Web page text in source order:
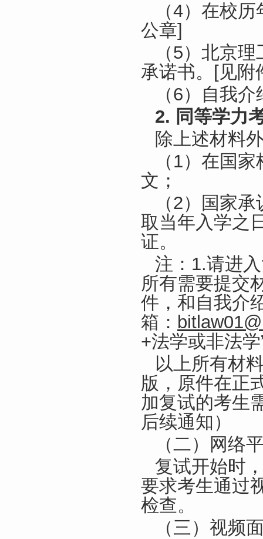
（4）在校
公章]
（5）北京
承诺书。[见附
（6）自我
2. 同等学力
除上述材料
（1）在国
文；
（2）国家
取当年入学之
证。
注：1.请进
所有需要提交
件，和自我介
箱：
+法学或非法
以上所有材
版，原件在正
加复试的考生
后续通
（二）网络
复试开始时
要求考生通过
检查。
（三）视频